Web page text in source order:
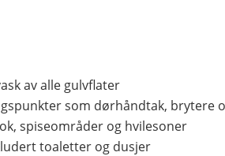
av alle gulvflater
som dørhåndtak, brytere
spiseområder og hvilesoner
toaletter og dusjer